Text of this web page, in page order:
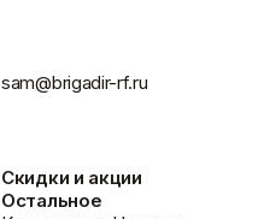
sam@brigadir-rf.ru
Скидки и акции
Остальное